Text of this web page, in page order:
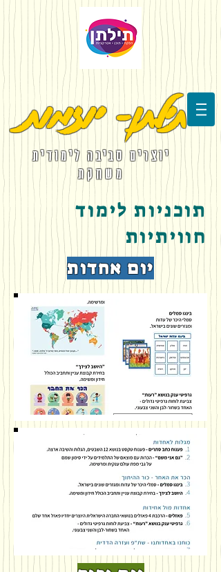
תילתן- יוזמות
יוצרים סביבה לימודית
משחקת
תוכניות לימוד
חוויתיות
יום אחדות